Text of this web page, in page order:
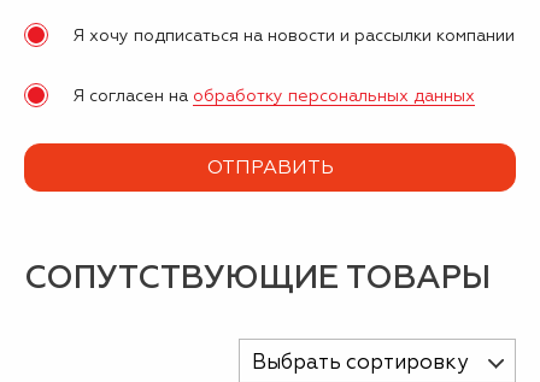
Я хочу подписаться на новости и рассылки компании
Я согласен на обработку персональных данных
СОПУТСТВУЮЩИЕ ТОВАРЫ
Выбрать сортировку